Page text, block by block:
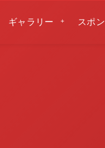
ギャラリー スポ